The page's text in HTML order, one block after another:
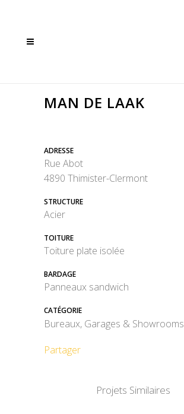
MAN DE LAAK
ADRESSE
Rue Abot
4890 Thimister-Clermont
STRUCTURE
Acier
TOITURE
Toiture plate isolée
BARDAGE
Panneaux sandwich
CATÉGORIE
Bureaux, Garages & Showrooms
Partager
Projets Similaires